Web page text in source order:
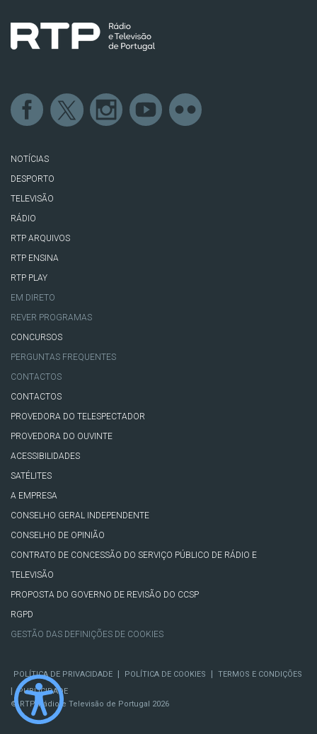
NOTÍCIAS
DESPORTO
TELEVISÃO
RÁDIO
RTP ARQUIVOS
RTP ENSINA
RTP PLAY
EM DIRETO
REVER PROGRAMAS
CONCURSOS
PERGUNTAS FREQUENTES
CONTACTOS
CONTACTOS
PROVEDORA DO TELESPECTADOR
PROVEDORA DO OUVINTE
ACESSIBILIDADES
SATÉLITES
A EMPRESA
CONSELHO GERAL INDEPENDENTE
CONSELHO DE OPINIÃO
CONTRATO DE CONCESSÃO DO SERVIÇO PÚBLICO DE RÁDIO E
TELEVISÃO
PROPOSTA DO GOVERNO DE REVISÃO DO CCSP
RGPD
GESTÃO DAS DEFINIÇÕES DE COOKIES
POLÍTICA DE PRIVACIDADE | POLÍTICA DE COOKIES | TERMOS E CONDIÇÕES
|
PUBLICIDADE
© RTP, Rádio e Televisão de Portugal 2026